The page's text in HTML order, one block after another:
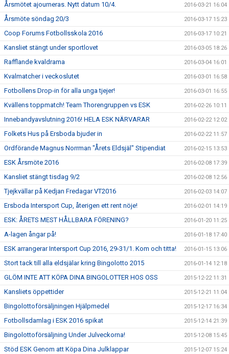
Årsmötet ajourneras. Nytt datum 10/4. 2016-03-21 16:04
Årsmöte söndag 20/3 2016-03-17 15:23
Coop Forums Fotbollsskola 2016 2016-03-17 10:21
Kansliet stängt under sportlovet 2016-03-05 18:26
Rafflande kvaldrama 2016-03-04 16:01
Kvalmatcher i veckoslutet 2016-03-01 16:58
Fotbollens Drop-in för alla unga tjejer! 2016-03-01 16:55
Kvällens toppmatch! Team Thorengruppen vs ESK 2016-02-26 10:11
Innebandyavslutning 2016! HELA ESK NÄRVARAR 2016-02-22 12:02
Folkets Hus på Ersboda bjuder in 2016-02-22 11:57
Ordförande Magnus Norrman "Årets Eldsjäl" Stipendiat 2016-02-15 13:53
ESK Årsmöte 2016 2016-02-08 17:39
Kansliet stängt tisdag 9/2 2016-02-08 12:56
Tjejkvällar på Kedjan Fredagar VT2016 2016-02-03 14:07
Ersboda Intersport Cup, återigen ett rent nöje! 2016-02-01 14:19
ESK: ÅRETS MEST HÅLLBARA FÖRENING? 2016-01-20 11:25
A-lagen ångar på! 2016-01-18 17:40
ESK arrangerar Intersport Cup 2016, 29-31/1. Kom och titta! 2016-01-15 13:06
Stort tack till alla eldsjälar kring Bingolotto 2015 2016-01-14 12:18
GLÖM INTE ATT KÖPA DINA BINGOLOTTER HOS OSS 2015-12-22 11:31
Kansliets öppettider 2015-12-21 11:04
Bingolottoförsäljningen Hjälpmedel 2015-12-17 16:34
Fotbollsdamlag i ESK 2016 spikat 2015-12-14 21:39
Bingolottoförsäljning Under Julveckorna! 2015-12-08 15:45
Stöd ESK Genom att Köpa Dina Julklappar 2015-12-07 15:24